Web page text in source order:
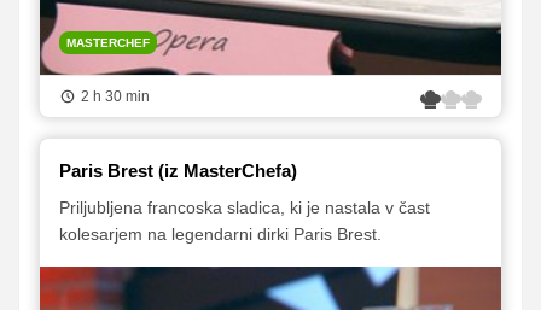
MASTERCHEF
2 h 30 min
Paris Brest (iz MasterChefa)
Priljubljena francoska sladica, ki je nastala v čast
kolesarjem na legendarni dirki Paris Brest.